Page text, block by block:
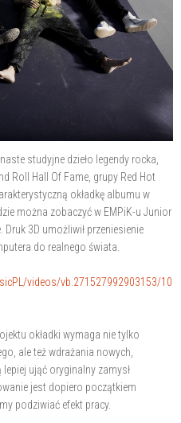
studyjne dzieło legendy rocka,
Roll Hall Of Fame, grupy Red Hot
okładkę albumu w
można zobaczyć w EMPiK-u Junior
3D umożliwił przeniesienie
do realnego świata.
videos/vb.271527992903153/10
okładki wymaga nie tylko
ale też wdrażania nowych,
ująć oryginalny zamysł
jest dopiero początkiem
podziwiać efekt pracy.